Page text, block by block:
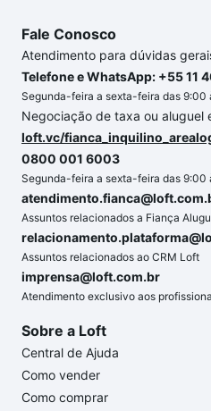
Fale Conosco
Atendimento para dúvidas
Telefone e WhatsApp: +55 11
Segunda-feira a sexta-feira das 9:00
Negociação de taxa ou aluguel
loft.vc/
0800 001 6003
Segunda-feira a sexta-feira das 9:00
Assuntos relacionados a Fiança
Assuntos relacionados ao CRM Loft
imprensa@loft.com.br
Atendimento exclusivo aos
Sobre a Loft
Central de Ajuda
Como vender
Como comprar